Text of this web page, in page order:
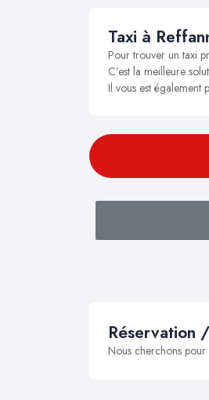
Taxi à
Pour trouver un taxi
C’est la meilleure
Il vous est également
Réservation
Nous cherchons